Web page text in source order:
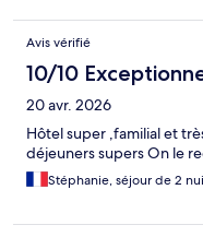
maison. A refaire...
Avis vérifié
10/10
20 avr. 2026
Hôtel super ,familial et
déjeuners supers On le
Stéphanie, séjour de 2